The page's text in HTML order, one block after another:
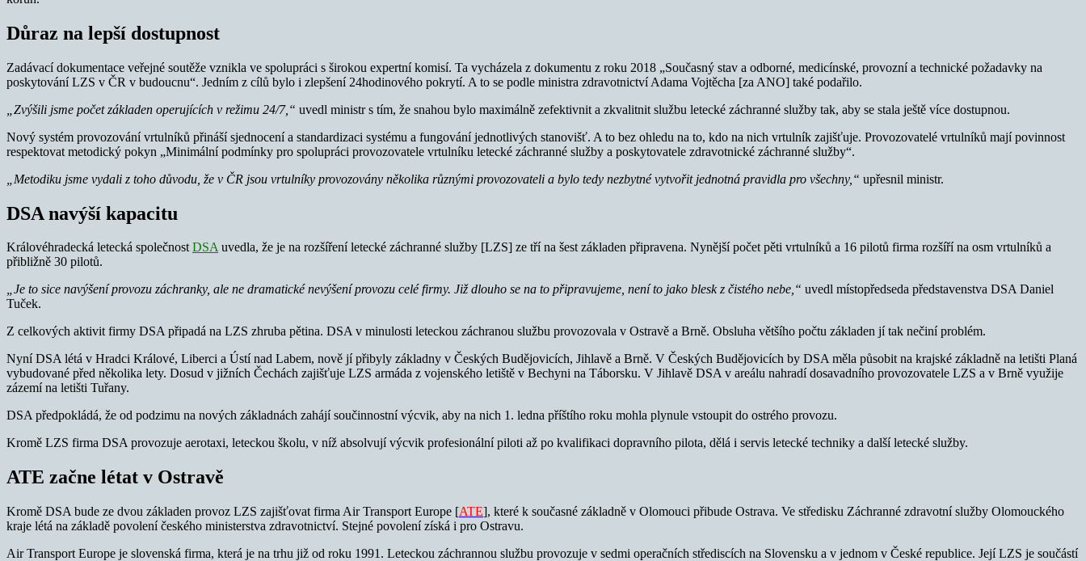
Důraz na lepší dostupnost
Zadávací dokumentace veřejné soutěže vznikla ve spolupráci s širokou expertní komisí. Ta vycházela z dokumentu z roku 2018 „Současný stav a odborné, medicínské, provozní a technické požadavky na
poskytování LZS v ČR v budoucnu“. Jedním z cílů bylo i zlepšení 24hodinového pokrytí. A to se podle ministra zdravotnictví Adama Vojtěcha [za ANO] také podařilo.
„Zvýšili jsme počet základen operujících v režimu 24/7,“ uvedl ministr s tím, že snahou bylo maximálně zefektivnit a zkvalitnit službu letecké záchranné služby tak, aby se stala ještě více dostupnou.
Nový systém provozování vrtulníků přináší sjednocení a standardizaci systému a fungování jednotlivých stanovišť. A to bez ohledu na to, kdo na nich vrtulník zajišťuje. Provozovatelé vrtulníků mají povinnost
respektovat metodický pokyn „Minimální podmínky pro spolupráci provozovatele vrtulníku letecké záchranné služby a poskytovatele zdravotnické záchranné služby“.
„Metodiku jsme vydali z toho důvodu, že v ČR jsou vrtulníky provozovány několika různými provozovateli a bylo tedy nezbytné vytvořit jednotná pravidla pro všechny,“ upřesnil ministr.
DSA navýší kapacitu
Královéhradecká letecká společnostDSAuvedla, že je na rozšíření letecké záchranné služby [LZS] ze tří na šest základen připravena. Nynější počet pěti vrtulníků a 16 pilotů firma rozšíří na osm vrtulníků a
přibližně 30 pilotů.
„Je to sice navýšení provozu záchranky, ale ne dramatické nevýšení provozu celé firmy. Již dlouho se na to připravujeme, není to jako blesk z čistého nebe,“ uvedl místopředseda představenstva DSA Daniel
Tuček.
Z celkových aktivit firmy DSA připadá na LZS zhruba pětina. DSA v minulosti leteckou záchranou službu provozovala v Ostravě a Brně. Obsluha většího počtu základen jí tak nečiní problém.
Nyní DSA létá v Hradci Králové, Liberci a Ústí nad Labem, nově jí přibyly základny v Českých Budějovicích, Jihlavě a Brně. V Českých Budějovicích by DSA měla působit na krajské základně na letišti Planá
vybudované před několika lety. Dosud v jižních Čechách zajišťuje LZS armáda z vojenského letiště v Bechyni na Táborsku. V Jihlavě DSA v areálu nahradí dosavadního provozovatele LZS a v Brně využije
zázemí na letišti Tuřany.
DSA předpokládá, že od podzimu na nových základnách zahájí součinnostní výcvik, aby na nich 1. ledna příštího roku mohla plynule vstoupit do ostrého provozu.
Kromě LZS firma DSA provozuje aerotaxi, leteckou školu, v níž absolvují výcvik profesionální piloti až po kvalifikaci dopravního pilota, dělá i servis letecké techniky a další letecké služby.
ATE začne létat v Ostravě
Kromě DSA bude ze dvou základen provoz LZS zajišťovat firma Air Transport Europe [ATE], které k současné základně v Olomouci přibude Ostrava. Ve středisku Záchranné zdravotní služby Olomouckého
kraje létá na základě povolení českého ministerstva zdravotnictví. Stejné povolení získá i pro Ostravu.
Air Transport Europe je slovenská firma, která je na trhu již od roku 1991. Leteckou záchrannou službu provozuje v sedmi operačních střediscích na Slovensku a v jednom v České republice. Její LZS je součástí